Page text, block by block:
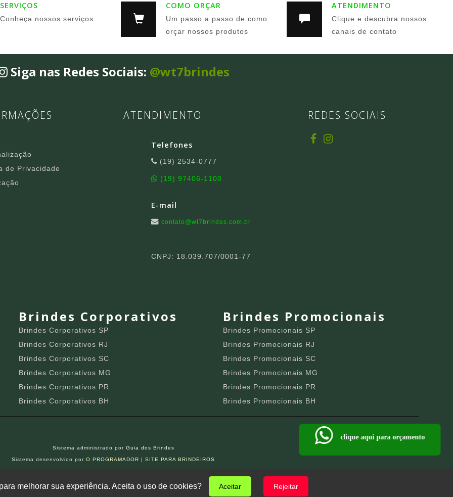
SERVIÇOS
Conheça nossos serviços
COMO ORÇAR
Um passo a passo de como
orçar nossos produtos
ATENDIMENTO
Clique e descubra nossos
canais de contato
Siga nas Redes Sociais: @wt7brindes
de Privacidade
ATENDIMENTO
Telefones
(19) 2534-0777
(19) 97406-1100
E-mail
contato@wt7brindes.com.br
CNPJ: 18.039.707/0001-77
REDES SOCIAIS
Brindes Corporativos
Brindes Corporativos SP
Brindes Corporativos RJ
Brindes Corporativos SC
Brindes Corporativos MG
Brindes Corporativos PR
Brindes Corporativos BH
Brindes Promocionais
Brindes Promocionais SP
Brindes Promocionais RJ
Brindes Promocionais SC
Brindes Promocionais MG
Brindes Promocionais PR
Brindes Promocionais BH
Sistema administrado por Guia dos Brindes
Sistema desenvolvido por O PROGRAMADOR | SITE PARA BRINDEIROS
clique aqui para orçamento
melhorar sua experiência. Aceita o uso de cookies? Aceitar Rejeitar